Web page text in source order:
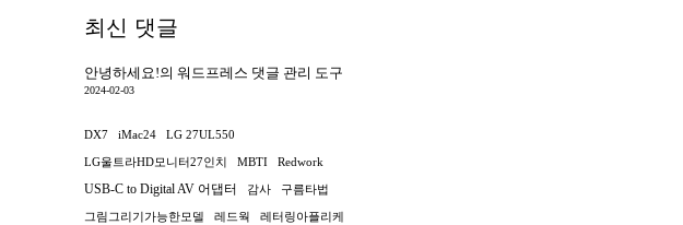
최신 댓글
안녕하세요!의 워드프레스 댓글 관리 도구
2024-02-03
DX7 iMac24 LG 27UL550
LG울트라HD모니터27인치 MBTI Redwork
USB-C to Digital AV 어댑터 감사 구름타법
그림그리기가능한모델 레드웍 레터링아플리케